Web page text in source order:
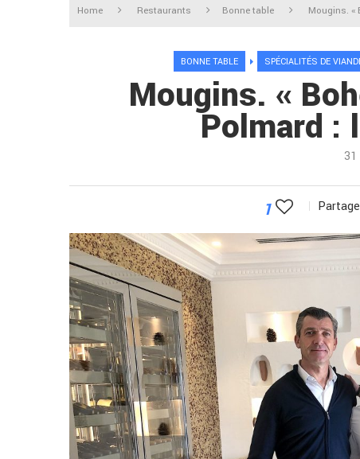
Home Restaurants Bonne table Mougins. «
BONNE TABLE SPÉCIALITÉS DE
Mougins. «
Polmard :
1